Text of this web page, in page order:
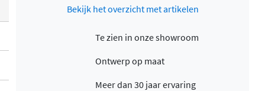
Bekijk het overzicht met artikelen
Te zien in onze showroom
Ontwerp op maat
Meer dan 30 jaar ervaring